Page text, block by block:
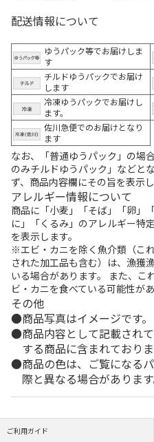
配送情報について
ゆうパック等でお届けしま
す
チルドゆうパックでお届け
します
冷凍ゆうパックでお届けし
ます。
佐川急便でのお届けとなり
ます
なお、「普通ゆうパック」の場
のみチルドゆうパック」などと
ず、商品内容欄にその旨を表示し
アレルギー情報について
商品に「小麦」「そば」「卵」
に」「くるみ」のアレルギー特
を表示します。
※エビ・カニを除く魚介類（こ
された加工品も含む）は、漁獲
いる場合があります。 また、こ
ビ・カニを食べている可能性があ
その他
商品写真はイメージです。
商品内容として記載され
する商品に含まれておりま
商品の色は、ご覧になる
際と異なる場合があります
ご利用ガイド